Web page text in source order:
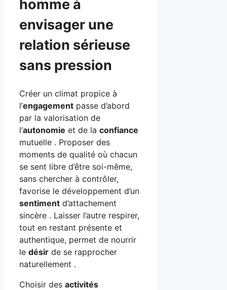
homme à
envisager une
relation sérieuse
sans pression
Créer un climat propice à
l’engagement passe d’abord
par la valorisation de
l’autonomie et de la confiance
mutuelle . Proposer des
moments de qualité où chacun
se sent libre d’être soi-même,
sans chercher à contrôler,
favorise le développement d’un
sentiment d’attachement
sincère . Laisser l’autre respirer,
tout en restant présente et
authentique, permet de nourrir
le désir de se rapprocher
naturellement .
Choisir des activités